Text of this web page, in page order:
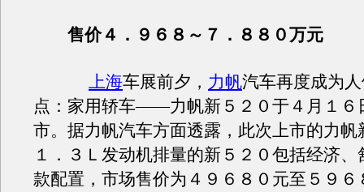
售价４．９６８～７．８８０万元
上海车展前夕， 力帆汽车再度成为
点：家用轿车——力帆新５２０于４月１６
市。据力帆汽车方面透露，此次上市的力帆
１．３Ｌ发动机排量的新５２０包括经济
款配置，市场售价为４９６８０元至５９６